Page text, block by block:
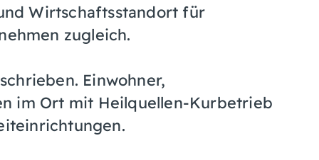
Wirtschaftsstandort für
zugleich.
Einwohner,
im Ort mit Heilquellen-Kurbetrieb